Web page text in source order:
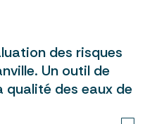
des risques
Un outil de
des eaux de